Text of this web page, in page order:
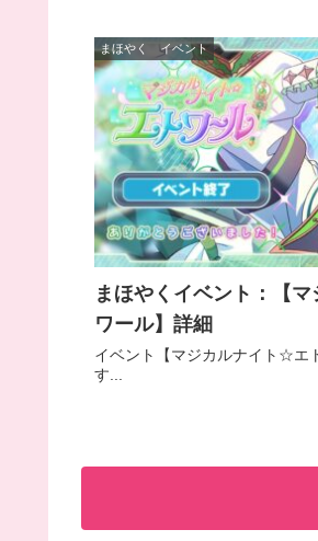
まほやく イベント
まほやくイベント：【
ワール】詳細
イベント【マジカルナイト☆エ
す...